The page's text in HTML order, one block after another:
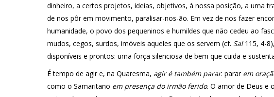
dinheiro, a certos projetos, ideias, objetivos, à nossa posição, a uma
de nos pôr em movimento, paralisar-nos-ão. Em vez de nos fazer
humanidade, o povo dos pequeninos e humildes que não cedeu ao
mudos, cegos, surdos, imóveis aqueles que os servem (cf. Sal115, 4-
disponíveis e prontos: uma força silenciosa de bem que cuida e
É tempo de agir e, na Quaresma, agir é também parar: parar em
como o Samaritano em presença do irmão ferido. O amor de Deus e